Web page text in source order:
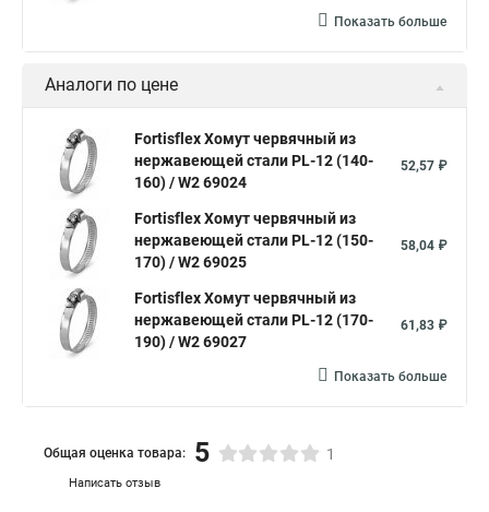
Хомуты на кислородные шланги
Хомут на нагрузку Хомуты металлические для шрус
Купить нейлоновые стяжки хомуты
Хомут крепление к стене
Стяжки или хомуты Хомуты скоба для труб
Хомуты на трубу цена
Хомут крепления сантехнических труб
Хомут крепление трубы Хомут aisi 304
Комплект хомутов патрубков Хомут для стояка
Показать больше
Аналоги по цене
Fortisflex Хомут червячный из
нержавеющей стали PL-12 (140-
160) / W2 69024
52,57 ₽
Fortisflex Хомут червячный из
нержавеющей стали PL-12 (150-
170) / W2 69025
58,04 ₽
Fortisflex Хомут червячный из
нержавеющей стали PL-12 (170-
190) / W2 69027
61,83 ₽
Показать больше
Написать отзыв
Общая оценка товара: 5 1